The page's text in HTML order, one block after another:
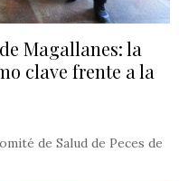
Magallanes: la
clave frente a la
de Salud de Peces de